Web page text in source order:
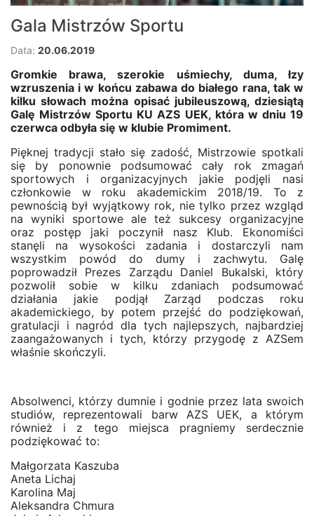
Gala Mistrzów Sportu
Data: 20.06.2019
Gromkie brawa, szerokie uśmiechy, duma, łzy
wzruszenia i w końcu zabawa do białego rana, tak w
kilku słowach można opisać jubileuszową, dziesiątą
Galę Mistrzów Sportu KU AZS UEK, która w dniu 19
czerwca odbyła się w klubie Promiment.
Pięknej tradycji stało się zadość, Mistrzowie spotkali
się by ponownie podsumować cały rok zmagań
sportowych i organizacyjnych jakie podjęli nasi
członkowie w roku akademickim 2018/19. To z
pewnością był wyjątkowy rok, nie tylko przez wzgląd
na wyniki sportowe ale też sukcesy organizacyjne
oraz postęp jaki poczynił nasz Klub. Ekonomiści
stanęli na wysokości zadania i dostarczyli nam
wszystkim powód do dumy i zachwytu. Galę
poprowadził Prezes Zarządu Daniel Bukalski, który
pozwolił sobie w kilku zdaniach podsumować
działania jakie podjął Zarząd podczas roku
akademickiego, by potem przejść do podziękowań,
gratulacji i nagród dla tych najlepszych, najbardziej
zaangażowanych i tych, którzy przygodę z AZSem
właśnie skończyli.
Absolwenci, którzy dumnie i godnie przez lata swoich
studiów, reprezentowali barw AZS UEK, a którym
również i z tego miejsca pragniemy serdecznie
podziękować to:
Małgorzata Kaszuba
Aneta Lichaj
Karolina Maj
Aleksandra Chmura